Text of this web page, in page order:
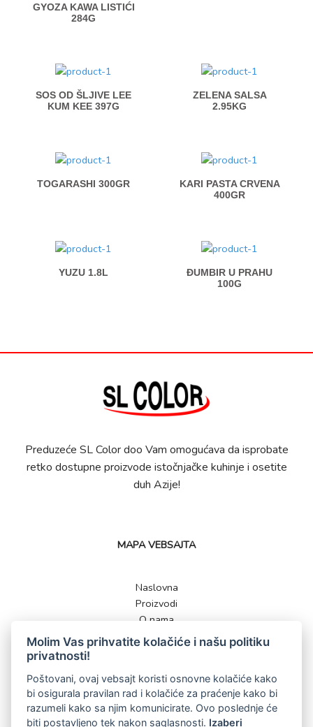
GYOZA KAWA LISTIĆI
284G
SOS OD ŠLJIVE LEE
KUM KEE 397G
ZELENA SALSA
2.95KG
TOGARASHI 300GR
KARI PASTA CRVENA
400GR
YUZU 1.8L
ĐUMBIR U PRAHU
100G
Preduzeće SL Color doo Vam omogućava da isprobate
retko dostupne proizvode istočnjačke kuhinje i osetite
duh Azije!
MAPA VEBSAJTA
Naslovna
Proizvodi
O nama
Kontakt
KONTAKT
Molim Vas prihvatite kolačiće i našu politiku
privatnosti!
Poštovani, ovaj vebsajt koristi osnovne kolačiće kako
bi osigurala pravilan rad i kolačiće za praćenje kako bi
razumeli kako sa njim komunicirate. Ovo poslednje će
biti postavljeno tek nakon saglasnosti. Izaberi